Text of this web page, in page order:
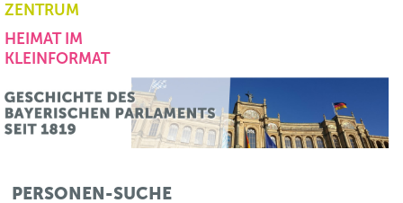
ZENTRUM
HEIMAT IM
KLEINFORMAT
PERSONEN-SUCHE